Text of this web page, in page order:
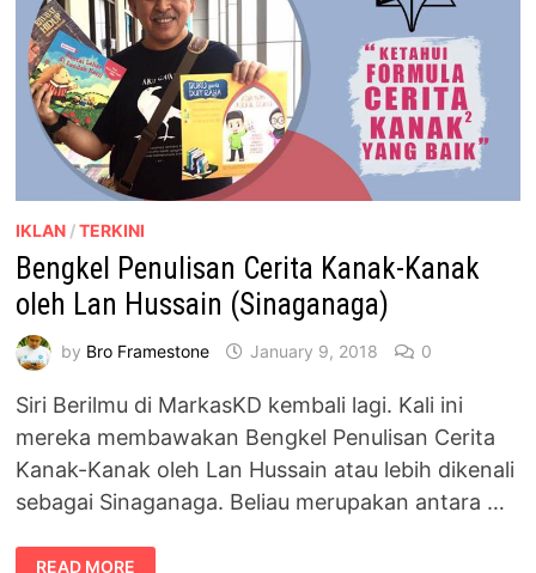
IKLAN /TERKINI
Bengkel Penulisan Cerita Kanak-Kanak
oleh Lan Hussain (Sinaganaga)
by Bro Framestone January 9, 2018 0
Siri Berilmu di MarkasKD kembali lagi. Kali ini
mereka membawakan Bengkel Penulisan Cerita
Kanak-Kanak oleh Lan Hussain atau lebih dikenali
sebagai Sinaganaga. Beliau merupakan antara …
BENGKEL
READ MORE